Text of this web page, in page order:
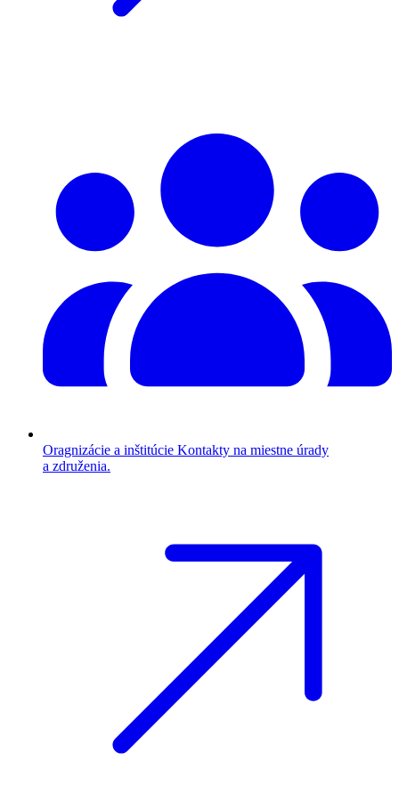
Oragnizácie a inštitúcie Kontakty na miestne úrady
a združenia.